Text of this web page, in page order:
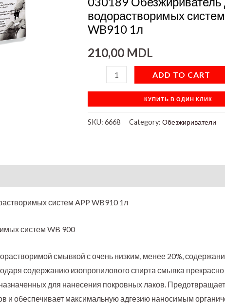
водорастворимых
WB910 1л
210,00 MDL
WB910
1л
ADD TO CART
КУПИТЬ В ОДИН КЛИК
SKU:6668 Category:Обезжириватели
систем APP WB910 1л
систем WB 900
смывкой с очень низким, менее 20%,
содержанию изопропилового спирта смывка прекрасно
для нанесения покровных лаков. Предотвращает
и обеспечивает максимальную адгезию наносимым